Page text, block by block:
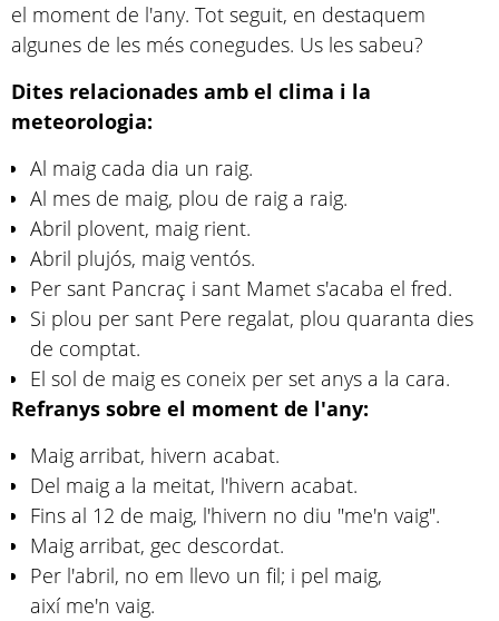
el moment de l'any. Tot seguit, en destaquem
algunes de les més conegudes. Us les sabeu?
Dites relacionades amb el clima i la
meteorologia:
Al maig cada dia un raig.
Al mes de maig, plou de raig a raig.
Abril plovent, maig rient.
Abril plujós, maig ventós.
Per sant Pancraç i sant Mamet s'acaba el fred.
Si plou per sant Pere regalat, plou quaranta dies
de comptat.
El sol de maig es coneix per set anys a la cara.
Refranys sobre el moment de l'any:
Maig arribat, hivern acabat.
Del maig a la meitat, l'hivern acabat.
Fins al 12 de maig, l'hivern no diu "me'n vaig".
Maig arribat, gec descordat.
Per l'abril, no em llevo un fil; i pel maig,
així me'n vaig.